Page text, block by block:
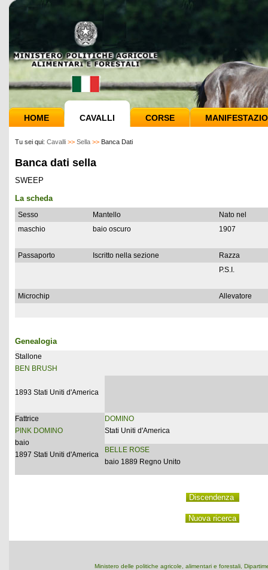
HOME CAVALLI CORSE
Tu sei qui: Cavalli >> Sella >> Banca Dati
Banca dati sella
SWEEP
La scheda
Sesso Mantello
Nato nel
maschio
baio oscuro 1907
Passaporto Iscritto nella sezione
Razza
P.S.I.
Microchip Allevatore
Genealogia
Stallone
BEN BRUSH
1893 Stati Uniti d'America
Fattrice
PINK DOMINO
baio
1897 Stati Uniti d'America
DOMINO
Stati Uniti d'America
BELLE ROSE
baio 1889 Regno Unito
Ministero delle politiche agricole, alimentari e forestali,